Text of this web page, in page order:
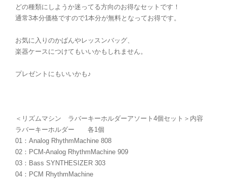
どの種類にしようか迷ってる方向のお得なセットです！
通常3本分価格ですので1本分が無料となってお得です。
お気に入りのかばんやレッスンバッグ、
楽器ケースにつけてもいいかもしれません。
プレゼントにもいいかも♪
＜リズムマシン ラバーキーホルダーアソート4個セット＞内容
ラバーキーホルダー 各1個
01：Analog RhythmMachine 808
02：PCM-Analog RhythmMachine 909
03：Bass SYNTHESIZER 303
04：PCM RhythmMachine